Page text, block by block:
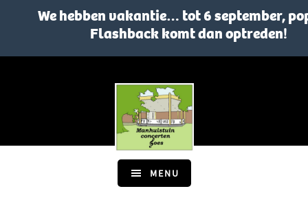
MENU
We hebben vakantie… tot 6 september,
Flashback komt dan optreden!